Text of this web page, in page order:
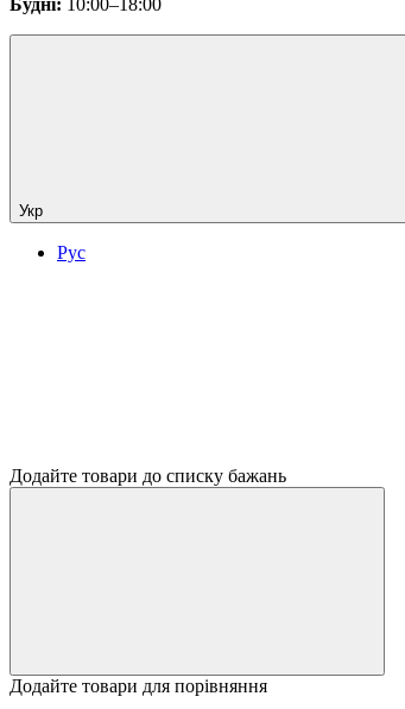
Будні: 10:00–18:00
Укр
Рус
Додайте товари до списку бажань
Додайте товари для порівняння